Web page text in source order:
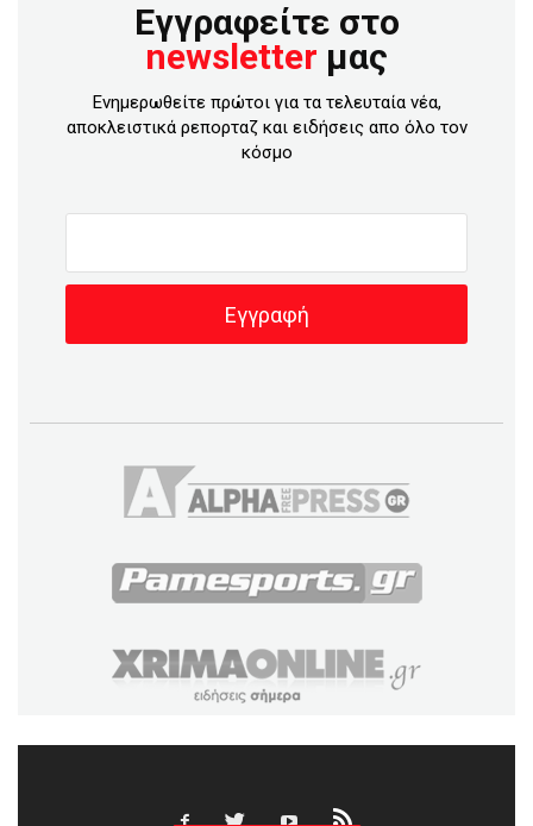
Εγγραφείτε στο
newsletter μας
Ενημερωθείτε πρώτοι για τα τελευταία νέα,
αποκλειστικά ρεπορταζ και ειδήσεις απο όλο τον
κόσμο